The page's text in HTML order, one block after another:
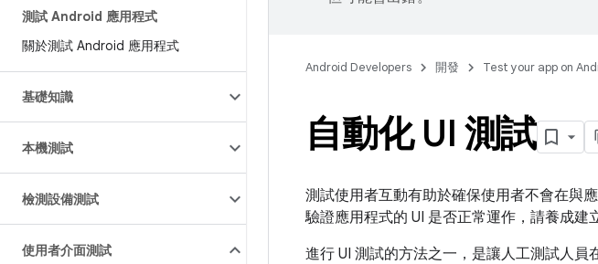
測試 Android 應用程式
關於測試 Android 應用程式
基礎知識
本機測試
檢測設備測試
使用者介面測試
Android Developers 開發 Test your app on
自動化 UI 測試
測試使用者互動有助於確保使用者不會在與
驗證應用程式的 UI 是否正常運作，請養成建
進行 UI 測試的方法之一，是讓人工測試人